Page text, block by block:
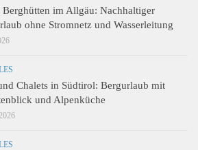
Berghütten im Allgäu: Nachhaltiger
ohne Stromnetz und Wasserleitung
Chalets in Südtirol: Bergurlaub mit
und Alpenküche